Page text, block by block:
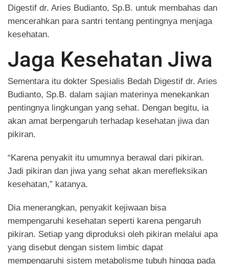
Digestif dr. Aries Budianto, Sp.B. untuk membahas dan
mencerahkan para santri tentang pentingnya menjaga
kesehatan.
Jaga Kesehatan Jiwa
Sementara itu dokter Spesialis Bedah Digestif dr. Aries
Budianto, Sp.B. dalam sajian materinya menekankan
pentingnya lingkungan yang sehat. Dengan begitu, ia
akan amat berpengaruh terhadap kesehatan jiwa dan
pikiran.
“Karena penyakit itu umumnya berawal dari pikiran.
Jadi pikiran dan jiwa yang sehat akan merefleksikan
kesehatan,” katanya.
Dia menerangkan, penyakit kejiwaan bisa
mempengaruhi kesehatan seperti karena pengaruh
pikiran. Setiap yang diproduksi oleh pikiran melalui apa
yang disebut dengan sistem limbic dapat
mempengaruhi sistem metabolisme tubuh hingga pada